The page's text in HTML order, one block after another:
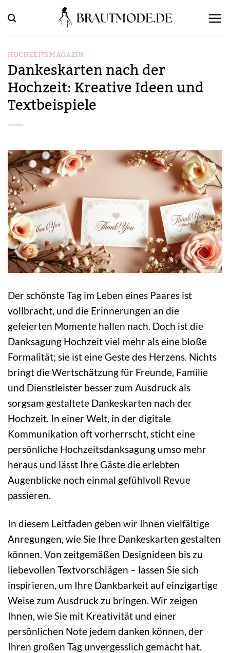
Inhalt
springen
HOCHZEITSMAGAZIN
Dankeskarten nach der
Hochzeit: Kreative Ideen und
Textbeispiele
Der schönste Tag im Leben eines Paares ist
vollbracht, und die Erinnerungen an die
gefeierten Momente hallen nach. Doch ist die
Danksagung Hochzeit viel mehr als eine bloße
Formalität; sie ist eine Geste des Herzens. Nichts
bringt die Wertschätzung für Freunde, Familie
und Dienstleister besser zum Ausdruck als
sorgsam gestaltete Dankeskarten nach der
Hochzeit. In einer Welt, in der digitale
Kommunikation oft vorherrscht, sticht eine
persönliche Hochzeitsdanksagung umso mehr
heraus und lässt Ihre Gäste die erlebten
Augenblicke noch einmal gefühlvoll Revue
passieren.
In diesem Leitfaden geben wir Ihnen vielfältige
Anregungen, wie Sie Ihre Dankeskarten gestalten
können. Von zeitgemäßen Designideen bis zu
liebevollen Textvorschlägen – lassen Sie sich
inspirieren, um Ihre Dankbarkeit auf einzigartige
Weise zum Ausdruck zu bringen. Wir zeigen
Ihnen, wie Sie mit Kreativität und einer
persönlichen Note jedem danken können, der
Ihren großen Tag unvergesslich gemacht hat.